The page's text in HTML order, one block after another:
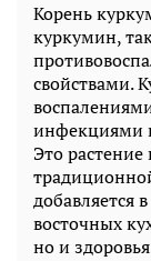
Корень
куркумин,
свойствами.
инфекциями
Это
добавляется
восточных
но и